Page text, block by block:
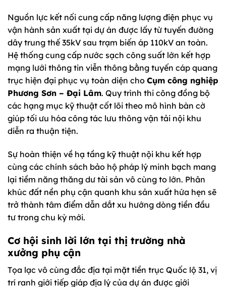
Nguồn lực kết nối cung cấp năng lượng điện phục vụ
vận hành sản xuất tại dự án được lấy từ tuyến đường
dây trung thế 35kV sau trạm biến áp 110kV an toàn.
Hệ thống cung cấp nước sạch công suất lớn kết hợp
mạng lưới thông tin viễn thông bằng tuyến cáp quang
trục hiện đại phục vụ toàn diện cho Cụm công nghiệp
Phương Sơn – Đại Lâm. Quy trình thi công đồng bộ
các hạng mục kỹ thuật cốt lõi theo mô hình bàn cờ
giúp tối ưu hóa công tác lưu thông vận tải nội khu
diễn ra thuận tiện.
Sự hoàn thiện về hạ tầng kỹ thuật nội khu kết hợp
cùng các chính sách bảo hộ pháp lý minh bạch mang
lại tiềm năng thăng dư tài sản vô cùng to lớn. Phân
khúc đất nền phụ cận quanh khu sản xuất hứa hẹn sẽ
trở thành tâm điểm dẫn dắt xu hướng dòng tiền đầu
tư trong chu kỳ mới.
Cơ hội sinh lời lớn tại thị trường nhà
xưởng phụ cận
Tọa lạc vô cùng đắc địa tại mặt tiền trục Quốc lộ 31, vị
trí ranh giới tiếp giáp địa lý của dự án được giới